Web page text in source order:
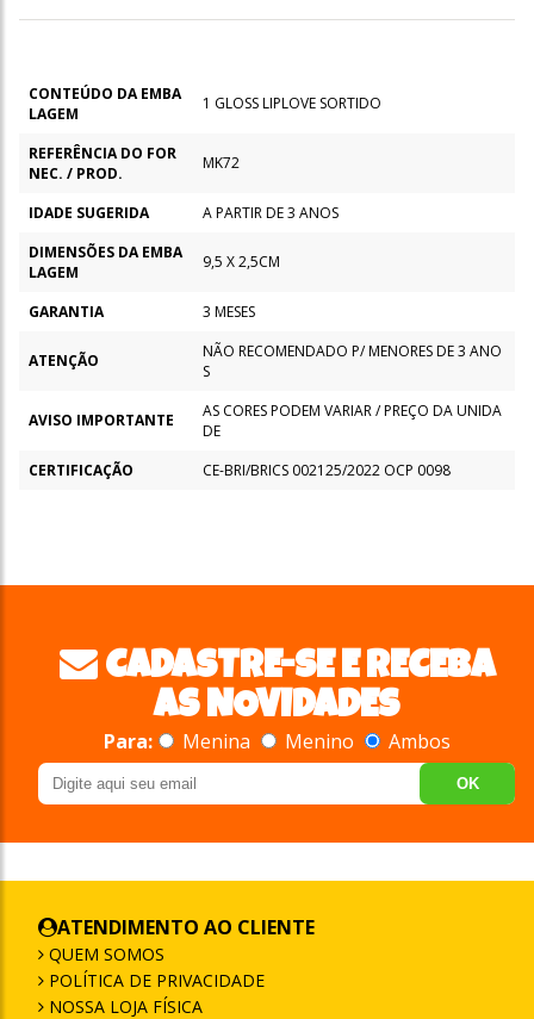
CONTEÚDO DA EMBA
LAGEM
1 GLOSS LIPLOVE SORTIDO
REFERÊNCIA DO FOR
NEC. / PROD.
MK72
IDADE SUGERIDA
A PARTIR DE 3 ANOS
DIMENSÕES DA EMBA
LAGEM
9,5 X 2,5CM
GARANTIA 3 MESES
ATENÇÃO
NÃO RECOMENDADO P/ MENORES DE 3 ANO
S
AVISO IMPORTANTE
AS CORES PODEM VARIAR / PREÇO DA UNIDA
DE
CERTIFICAÇÃO
CE-BRI/BRICS 002125/2022 OCP 0098
CADASTRE-SE E RECEBA
AS NOVIDADES
Para: Menina Menino Ambos
OK
ATENDIMENTO AO CLIENTE
QUEM SOMOS
POLÍTICA DE PRIVACIDADE
NOSSA LOJA FÍSICA